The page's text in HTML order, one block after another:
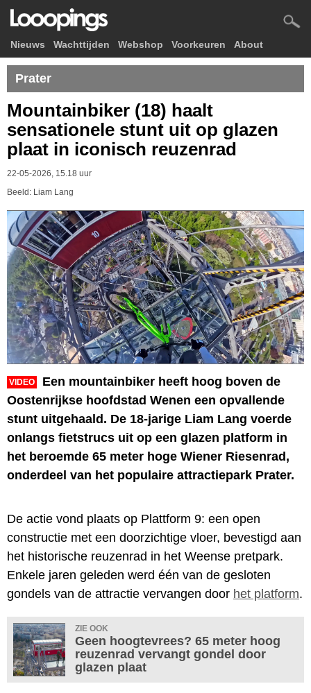
Nieuws Wachttijden Webshop Voorkeuren About
Prater
Mountainbiker (18) haalt
sensationele stunt uit op glazen
plaat in iconisch reuzenrad
22-05-2026, 15.18 uur
Beeld: Liam Lang
VIDEO
Een mountainbiker heeft hoog boven de
Oostenrijkse hoofdstad Wenen een opvallende
stunt uitgehaald. De 18-jarige Liam Lang voerde
onlangs fietstrucs uit op een glazen platform in
het beroemde 65 meter hoge Wiener Riesenrad,
onderdeel van het populaire attractiepark Prater.
De actie vond plaats op Plattform 9: een open
constructie met een doorzichtige vloer, bevestigd aan
het historische reuzenrad in het Weense pretpark.
Enkele jaren geleden werd één van de gesloten
gondels van de attractie vervangen door het platform.
ZIE OOK
Geen hoogtevrees? 65 meter hoog
reuzenrad vervangt gondel door
glazen plaat